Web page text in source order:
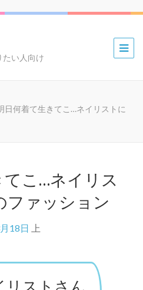
たい人向け
日何着て生きてこ…ネイリストに
こ…ネイリス
ファッション
18日
上
リストさん